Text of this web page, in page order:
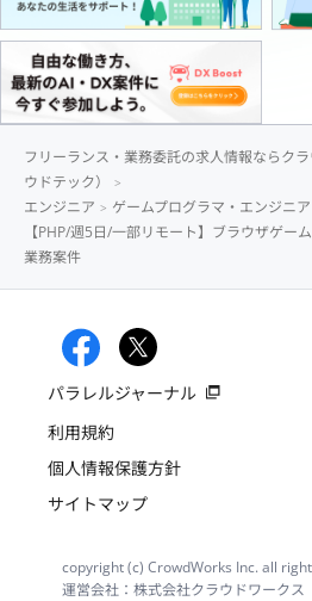
フリーランス・業務委託の求人情報ならク
ウドテック）
エンジニア
ゲームプログラマ・エンジニア
【PHP/週5日/一部リモート】ブラウザゲー
業務案件
パラレルジャーナル
利用規約
個人情報保護方針
サイトマップ
copyright (c) CrowdWorks Inc. all
運営会社：株式会社クラウドワークス